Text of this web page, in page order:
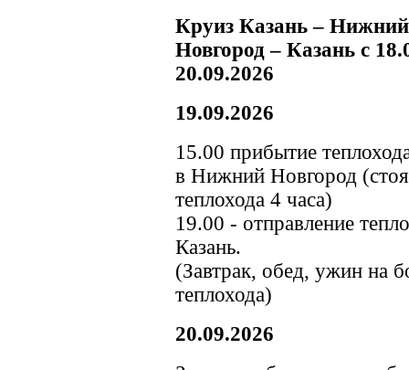
Круиз Казань – Нижний
Новгород – Казань с
20.09.2026
19.09.2026
15.00 прибытие
в Нижний Новгород
теплохода 4 часа)
19.00 - отправление
Казань.
(Завтрак, обед, ужин на
теплохода)
20.09.2026